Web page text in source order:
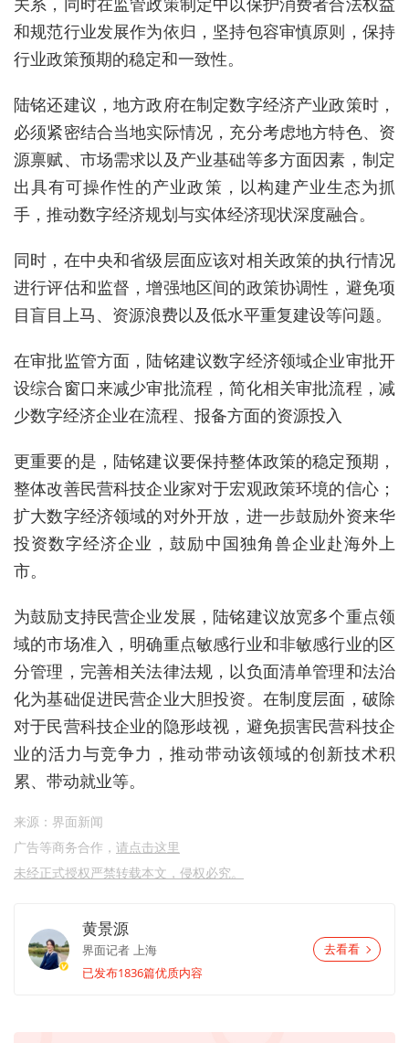
和规范行业发展作为依归，坚持包容审慎原则，保持
行业政策预期的稳定和一致性。
陆铭还建议，地方政府在制定数字经济产业政策时，
必须紧密结合当地实际情况，充分考虑地方特色、资
源禀赋、市场需求以及产业基础等多方面因素，制定
出具有可操作性的产业政策，以构建产业生态为抓
手，推动数字经济规划与实体经济现状深度融合。
同时，在中央和省级层面应该对相关政策的执行情况
进行评估和监督，增强地区间的政策协调性，避免项
目盲目上马、资源浪费以及低水平重复建设等问题。
在审批监管方面，陆铭建议数字经济领域企业审批开
设综合窗口来减少审批流程，简化相关审批流程，减
少数字经济企业在流程、报备方面的资源投入
更重要的是，陆铭建议要保持整体政策的稳定预期，
整体改善民营科技企业家对于宏观政策环境的信心；
扩大数字经济领域的对外开放，进一步鼓励外资来华
投资数字经济企业，鼓励中国独角兽企业赴海外上
市。
为鼓励支持民营企业发展，陆铭建议放宽多个重点领
域的市场准入，明确重点敏感行业和非敏感行业的区
分管理，完善相关法律法规，以负面清单管理和法治
化为基础促进民营企业大胆投资。在制度层面，破除
对于民营科技企业的隐形歧视，避免损害民营科技企
业的活力与竞争力，推动带动该领域的创新技术积
累、带动就业等。
来源：界面新闻
广告等商务合作， 请点击这里
未经正式授权严禁转载本文，侵权必究。
黄景源
界面记者 上海
已发布1836篇优质内容
去看看